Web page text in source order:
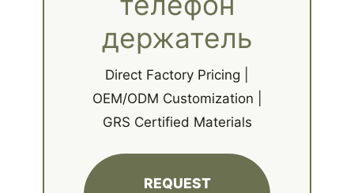
держатель
Direct Factory Pricing |
OEM/ODM Customization |
GRS Certified Materials
REQUEST